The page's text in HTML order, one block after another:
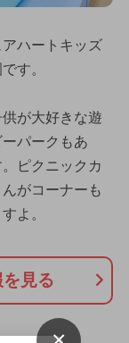
ハートキッズ
す。
が大好きな遊
パークもあ
ピクニックカ
がコーナーも
よ。
見る